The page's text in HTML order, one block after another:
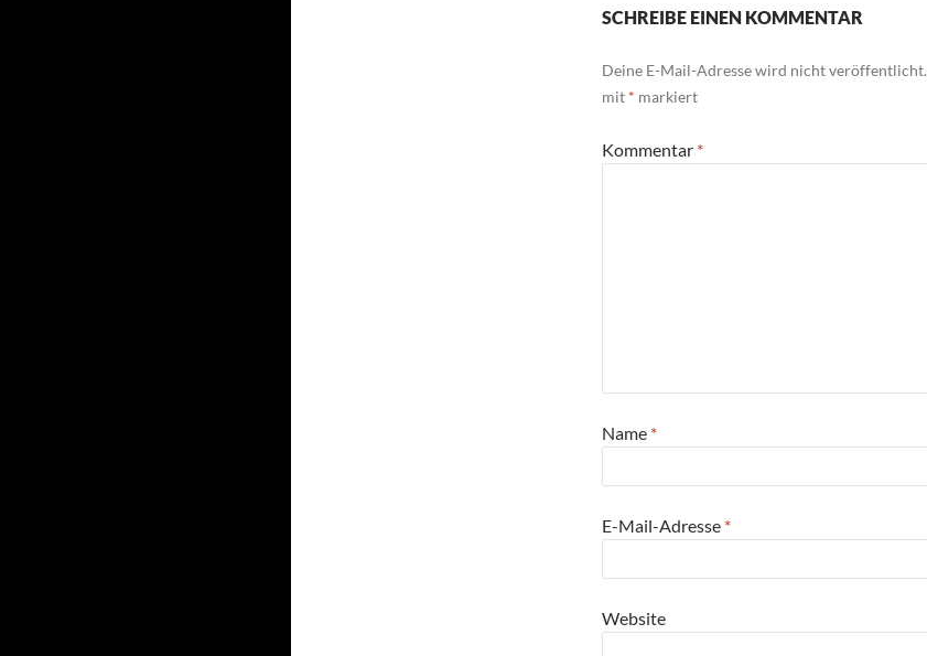
SCHREIBE EINEN KOMMENTAR
Deine E-Mail-Adresse wird nicht veröffentlicht.
mit * markiert
Kommentar *
Name *
E-Mail-Adresse *
Website